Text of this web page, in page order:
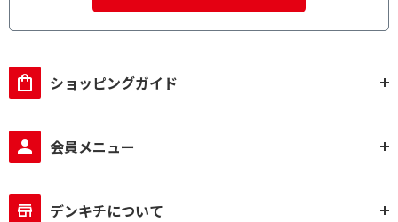
ショッピングガイド
会員メニュー
デンキチについて